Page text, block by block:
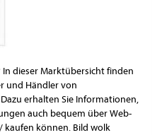
dieser Marktübersicht finden
und Händler von
erhalten Sie Informationen,
auch bequem über Web-
kaufen können. Bild wolk